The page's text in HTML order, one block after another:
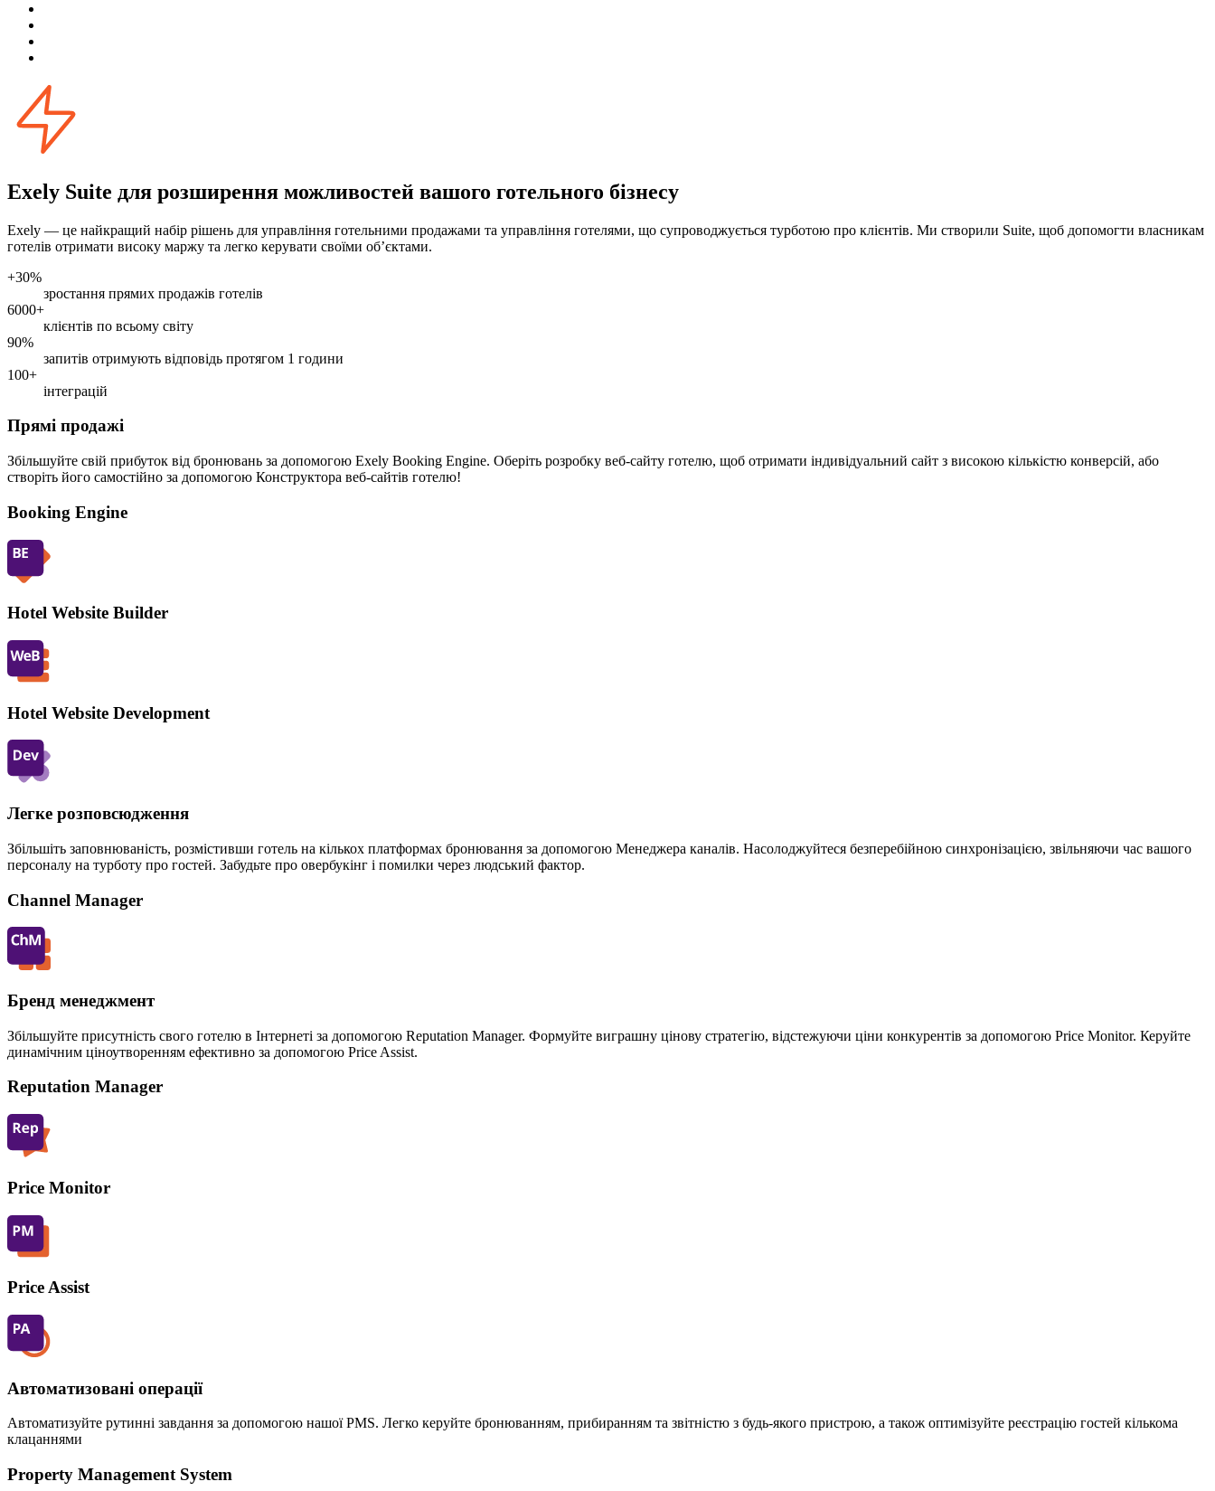
Exely Suite для розширення можливостей вашого готельного бізнесу
Exely — це найкращий набір рішень для управління готельними продажами та управління готелями, що супроводжується турботою про клієнтів. Ми створили Suite, щоб допомогти власникам
готелів отримати високу маржу та легко керувати своїми об’єктами.
+30%
зростання прямих продажів готелів
6000+
клієнтів по всьому світу
90%
запитів отримують відповідь протягом 1 години
100+
інтеграцій
Прямі продажі
Збільшуйте свій прибуток від бронювань за допомогою Exely Booking Engine. Оберіть розробку веб-сайту готелю, щоб отримати індивідуальний сайт з високою кількістю конверсій, або
створіть його самостійно за допомогою Конструктора веб-сайтів готелю!
Booking Engine
Hotel Website Builder
Hotel Website Development
Легке розповсюдження
Збільшіть заповнюваність, розмістивши готель на кількох платформах бронювання за допомогою Менеджера каналів. Насолоджуйтеся безперебійною синхронізацією, звільняючи час вашого
персоналу на турботу про гостей. Забудьте про овербукінг і помилки через людський фактор.
Channel Manager
Бренд менеджмент
Збільшуйте присутність свого готелю в Інтернеті за допомогою Reputation Manager. Формуйте виграшну цінову стратегію, відстежуючи ціни конкурентів за допомогою Price Monitor. Керуйте
динамічним ціноутворенням ефективно за допомогою Price Assist.
Reputation Manager
Price Monitor
Price Assist
Автоматизовані операції
Автоматизуйте рутинні завдання за допомогою нашої PMS. Легко керуйте бронюванням, прибиранням та звітністю з будь-якого пристрою, а також оптимізуйте реєстрацію гостей кількома
клацаннями
Property Management System